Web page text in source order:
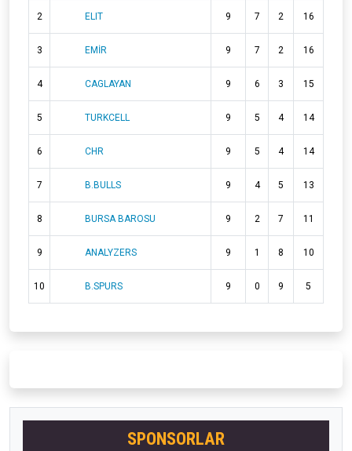
2 ELIT 9 7 2 16
3 EMİR 9 7 2 16
4 CAGLAYAN 9 6 3 15
5 TURKCELL 9 5 4 14
6 CHR 9 5 4 14
7 B.BULLS 9 4 5 13
8 BURSA BAROSU 9 2 7 11
9 ANALYZERS 9 1 8 10
10 B.SPURS 9 0 9 5
SPONSORLAR